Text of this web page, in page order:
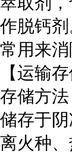
作脱钙剂
常用来消
【运输存
存储方法
储存于
离火种